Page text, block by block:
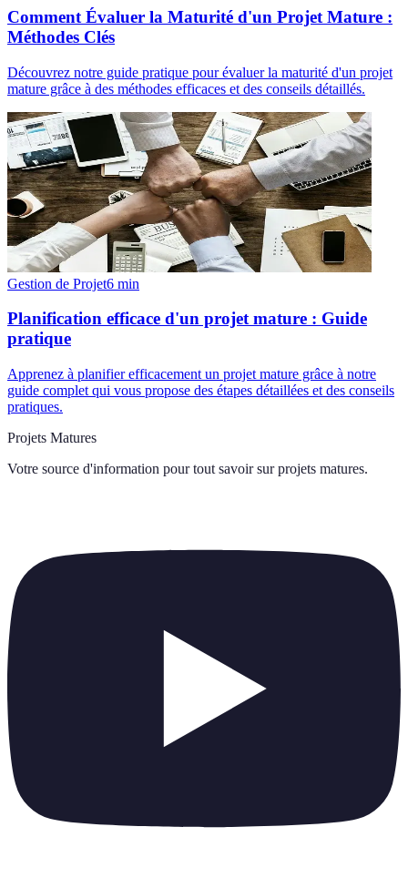
Comment Évaluer la Maturité d'un Projet Mature :
Méthodes Clés
Découvrez notre guide pratique pour évaluer la maturité d'un projet
mature grâce à des méthodes efficaces et des conseils détaillés.
Gestion de Projet6 min
Planification efficace d'un projet mature : Guide
pratique
Apprenez à planifier efficacement un projet mature grâce à notre
guide complet qui vous propose des étapes détaillées et des conseils
pratiques.
Projets Matures
Votre source d'information pour tout savoir sur projets matures.